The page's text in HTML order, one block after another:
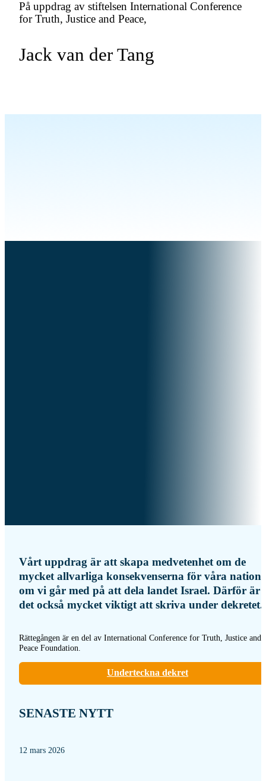
På uppdrag av stiftelsen International Conference
for Truth, Justice and Peace,
Jack van der Tang
Vårt uppdrag är att skapa medvetenhet om de
mycket allvarliga konsekvenserna för våra
om vi går med på att dela landet Israel. Därför är
det också mycket viktigt att skriva under dekretet.
Rättegången är en del av International Conference for Truth, Justice and
Peace Foundation.
Underteckna dekret
SENASTE NYTT
12 mars 2026